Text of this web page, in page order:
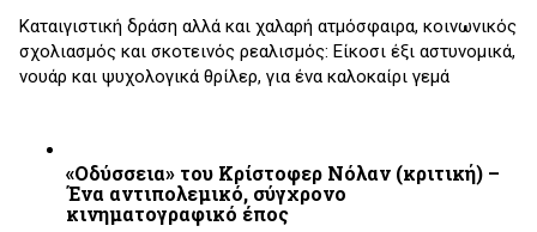
Καταιγιστική δράση αλλά και χαλαρή ατμόσφαιρα, κοινωνικός
σχολιασμός και σκοτεινός ρεαλισμός: Είκοσι έξι αστυνομικά,
νουάρ και ψυχολογικά θρίλερ, για ένα καλοκαίρι γεμά
«Οδύσσεια» του Κρίστοφερ Νόλαν (κριτική) –
Ένα αντιπολεμικό, σύγχρονο
κινηματογραφικό έπος